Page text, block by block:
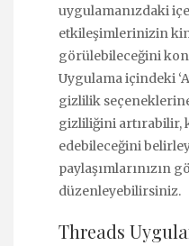
uygulamanızdaki
etkileşimlerinizin
görülebileceğini
Uygulama içindeki
gizlilik
gizliliğini artırabilir,
edebileceğini
paylaşımlarınızın
düzenleyebilirsiniz.
Threads